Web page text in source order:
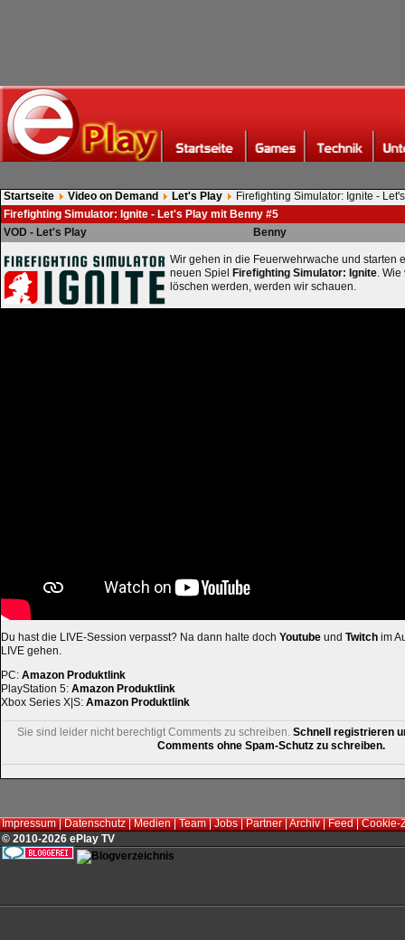
Startseite Video on Demand Let's Play
Firefighting Simulator: Ignite -
Firefighting Simulator: Ignite - Let's Play mit Benny #5
VOD - Let's Play
Benny
Wir gehen in die Feuerwehrwache und starten
neuen Spiel
Firefighting Simulator: Ignite.
löschen werden, werden wir schauen.
Du hast die LIVE-Session verpasst? Na dann halte doch Youtube und Twitch im
LIVE gehen.
PC: Amazon Produktlink
PlayStation 5: Amazon Produktlink
Xbox Series X|S: Amazon Produktlink
Sie sind leider nicht berechtigt Comments zu schreiben. Schnell registrieren
Comments ohne Spam-Schutz zu schreiben.
Impressum|Datenschutz|Medien|Team|Jobs|Partner|Archiv|Feed|Cookie-
© 2010-2026 ePlay TV